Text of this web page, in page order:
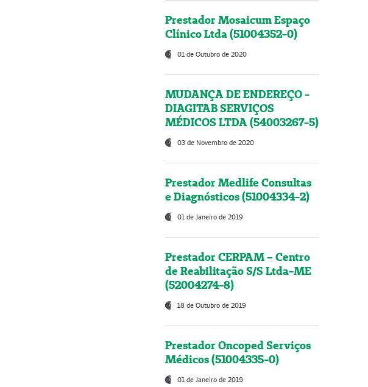
Prestador Mosaicum Espaço
Clínico Ltda (51004352-0)
01 de Outubro de 2020
MUDANÇA DE ENDEREÇO -
DIAGITAB SERVIÇOS
MÉDICOS LTDA (54003267-5)
03 de Novembro de 2020
Prestador Medlife Consultas
e Diagnósticos (51004334-2)
01 de Janeiro de 2019
Prestador CERPAM – Centro
de Reabilitação S/S Ltda-ME
(52004274-8)
18 de Outubro de 2019
Prestador Oncoped Serviços
Médicos (51004335-0)
01 de Janeiro de 2019